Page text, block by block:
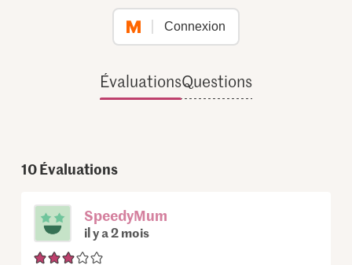
Connexion
ÉvaluationsQuestions
10Évaluations
SpeedyMum
il y a 2 mois